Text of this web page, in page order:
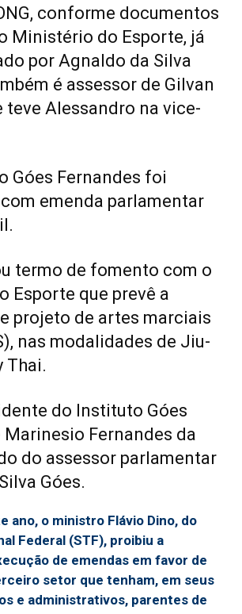
conforme documentos
Ministério do Esporte, já
por Agnaldo da Silva
é assessor de Gilvan
teve Alessandro na vice-
Góes Fernandes foi
emenda parlamentar
termo de fomento com o
Esporte que prevê a
projeto de artes marciais
nas modalidades de Jiu-
Thai.
do Instituto Góes
Marinesio Fernandes da
do assessor parlamentar
Góes.
ano, o ministro Flávio Dino, do
Federal (STF), proibiu a
de emendas em favor de
setor que tenham, em seus
e administrativos, parentes de